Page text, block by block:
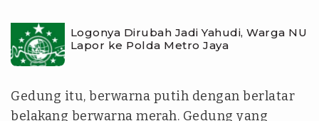
Logonya Dirubah Jadi Yahudi, Warga NU
Lapor ke Polda Metro Jaya
Gedung itu, berwarna putih dengan berlatar
belakang berwarna merah. Gedung yang